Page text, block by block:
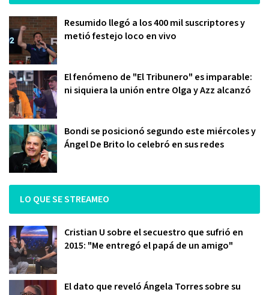
Resumido llegó a los 400 mil suscriptores y
metió festejo loco en vivo
El fenómeno de "El Tribunero" es imparable:
ni siquiera la unión entre Olga y Azz alcanzó
Bondi se posicionó segundo este miércoles y
Ángel De Brito lo celebró en sus redes
LO QUE SE STREAMEO
Cristian U sobre el secuestro que sufrió en
2015: "Me entregó el papá de un amigo"
El dato que reveló Ángela Torres sobre su